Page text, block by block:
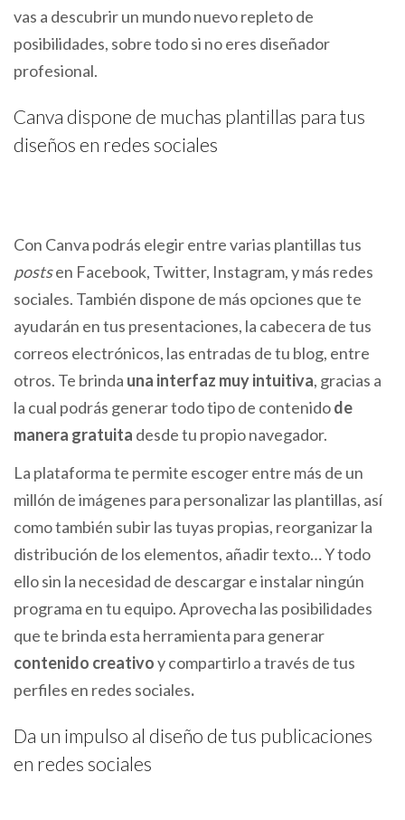
vas a descubrir un mundo nuevo repleto de
posibilidades, sobre todo si no eres diseñador
profesional.
Canva dispone de muchas plantillas para tus
diseños en redes sociales
Con Canva podrás elegir entre varias plantillas tus
postsen Facebook, Twitter, Instagram, y más redes
sociales. También dispone de más opciones que te
ayudarán en tus presentaciones, la cabecera de tus
correos electrónicos, las entradas de tu blog, entre
otros. Te brinda una interfaz muy intuitiva, gracias a
la cual podrás generar todo tipo de contenidode
manera gratuita desde tu propio navegador.
La plataforma te permite escoger entre más de un
millón de imágenes para personalizar las plantillas, así
como también subir las tuyas propias, reorganizar la
distribución de los elementos, añadir texto… Y todo
ello sin la necesidad de descargar e instalar ningún
programa en tu equipo. Aprovecha las posibilidades
que te brinda esta herramienta para generar
contenido creativoy compartirlo a través de tus
perfiles en redes sociales.
Da un impulso al diseño de tus publicaciones
en redes sociales